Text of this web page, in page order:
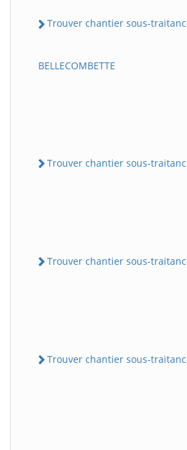
Trouver chantier sous-
BELLECOMBETTE
Trouver chantier sous-
Trouver chantier sous-
Trouver chantier sous-